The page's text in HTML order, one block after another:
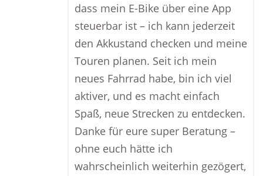
dass mein E-Bike über eine App
steuerbar ist – ich kann jederzeit
den Akkustand checken und meine
Touren planen. Seit ich mein
neues Fahrrad habe, bin ich viel
aktiver, und es macht einfach
Spaß, neue Strecken zu entdecken.
Danke für eure super Beratung –
ohne euch hätte ich
wahrscheinlich weiterhin gezögert,